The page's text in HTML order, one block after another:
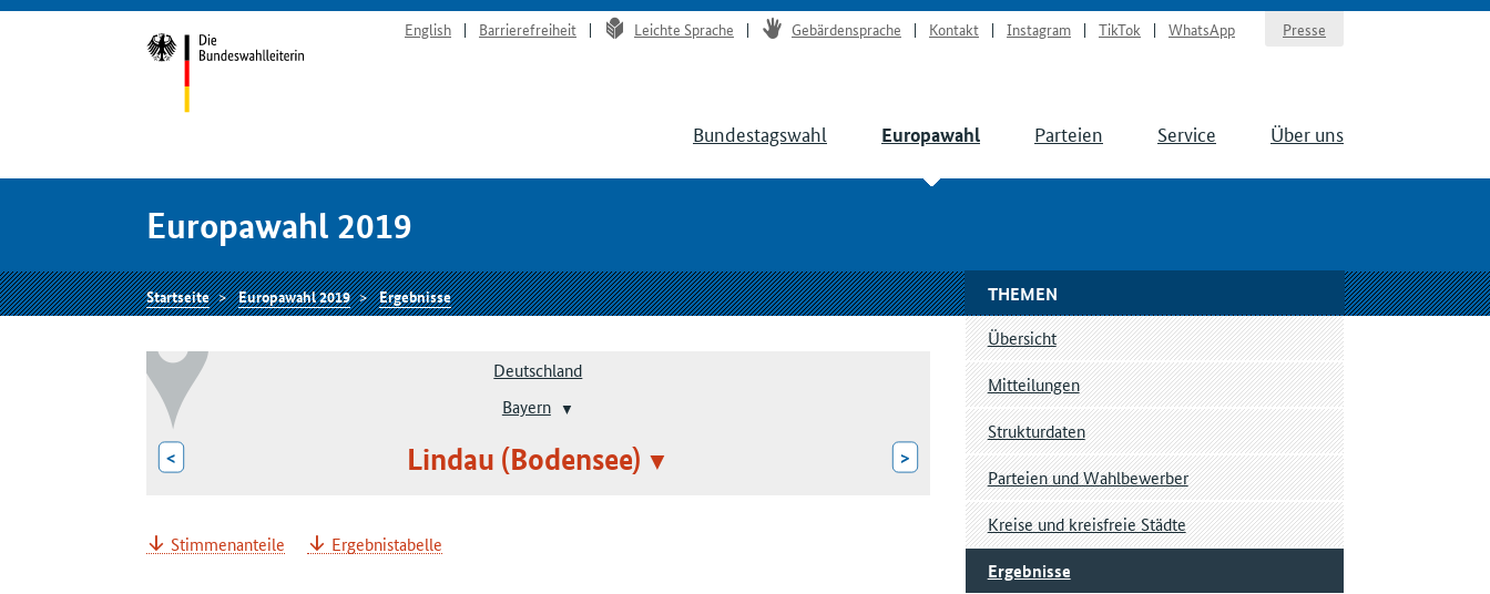
English Barrierefreiheit Leichte Sprache Gebärdensprache Kontakt Instagram TikTok WhatsApp Presse
Bundestagswahl Europawahl Parteien Service Über uns
Europawahl 2019
Startseite Europawahl 2019 Ergebnisse
Deutschland
Bayern
< Lindau (Bodensee) >
Stimmenanteile Ergebnistabelle
THEMEN
Übersicht
Mitteilungen
Strukturdaten
Parteien und Wahlbewerber
Kreise und kreisfreie Städte
Ergebnisse